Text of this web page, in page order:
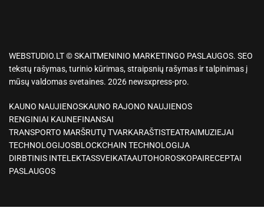
WEBSTUDIO.LT © SKAITMENINIO MARKETINGO PASLAUGOS. SEO
tekstų rašymas, turinio kūrimas, straipsnių rašymas ir talpinimas į
mūsų valdomas svetaines. 2026 newsxpress-pro.
KAUNO NAUJIENOSKAUNO RAJONO NAUJIENOS
RENGINIAI KAUNEFINANSAI
TRANSPORTO MARŠRUTŲ TVARKARAŠTISTEATRAIMUZIEJAI
TECHNOLOGIJOSBLOCKCHAIN TECHNOLOGIJA
DIRBTINIS INTELEKTASSVEIKATAAUTOHOROSKOPAIRECEPTAI
PASLAUGOS